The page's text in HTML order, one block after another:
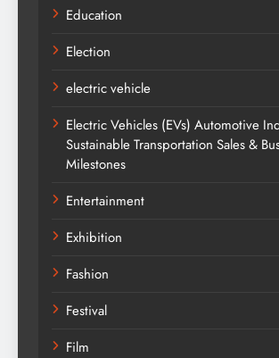
Education
Election
electric vehicle
Electric Vehicles (EVs) Automotive
Sustainable Transportation Sales &
Milestones
Entertainment
Exhibition
Fashion
Festival
Film